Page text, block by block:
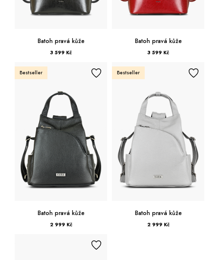
Batoh pravá kůže
3 599 Kč
Batoh pravá kůže
3 599 Kč
Bestseller
Batoh pravá kůže
2 999 Kč
Bestseller
Batoh pravá kůže
2 999 Kč